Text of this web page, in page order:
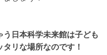
日本科学未来館は子ども
リな場所なのです！